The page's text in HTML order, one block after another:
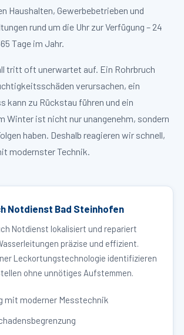
Haushalten, Gewerbebetrieben und
rund um die Uhr zur Verfügung – 24
Tage im Jahr.
tritt oft unerwartet auf. Ein Rohrbruch
verursachen, ein
kann zu Rückstau führen und ein
Winter ist nicht nur unangenehm, sondern
haben. Deshalb reagieren wir schnell,
modernster Technik.
Notdienst Bad Steinhofen
Notdienst lokalisiert und repariert
präzise und effizient.
Leckortungstechnologie identifizieren
ohne unnötiges Aufstemmen.
mit moderner Messtechnik